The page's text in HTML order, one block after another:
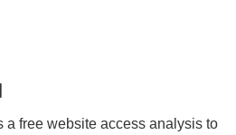
a free website access analysis to